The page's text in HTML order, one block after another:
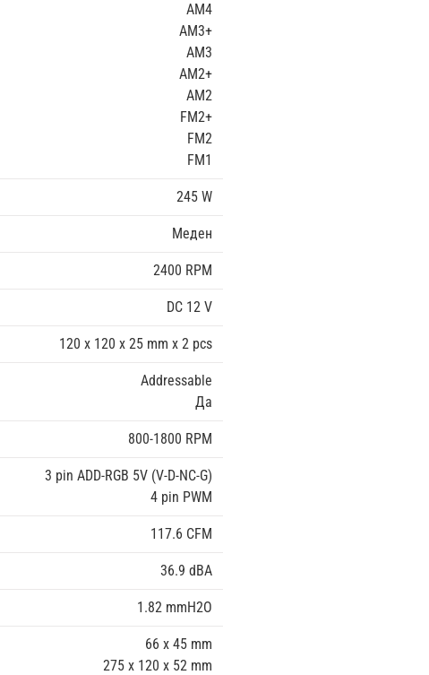
AM4
AM3+
AM3
AM2+
AM2
FM2+
FM2
FM1
245 W
Меден
2400 RPM
DC 12 V
120 x 120 x 25 mm x 2 pcs
Addressable
Да
800-1800 RPM
3 pin ADD-RGB 5V (V-D-NC-G)
4 pin PWM
117.6 CFM
36.9 dBA
1.82 mmH2O
66 x 45 mm
275 x 120 x 52 mm